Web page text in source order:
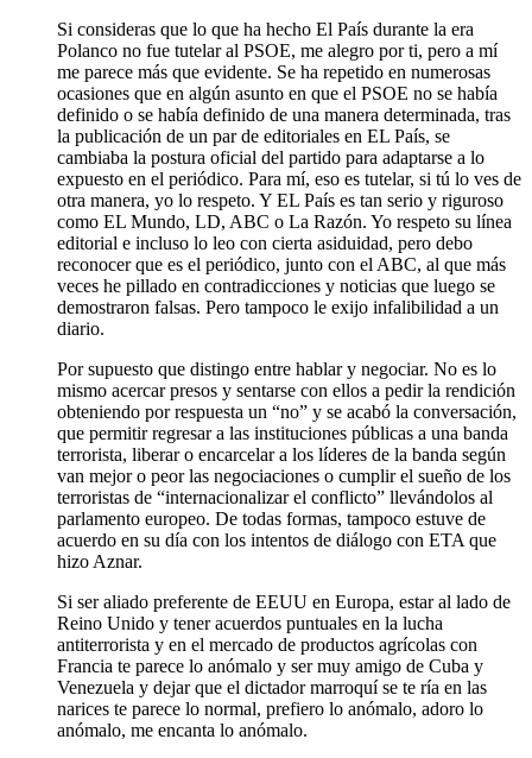
Si consideras que lo que ha hecho El País durante la era
Polanco no fue tutelar al PSOE, me alegro por ti, pero a mí
me parece más que evidente. Se ha repetido en numerosas
ocasiones que en algún asunto en que el PSOE no se había
definido o se había definido de una manera determinada, tras
la publicación de un par de editoriales en EL País, se
cambiaba la postura oficial del partido para adaptarse a lo
expuesto en el periódico. Para mí, eso es tutelar, si tú lo ves de
otra manera, yo lo respeto. Y EL País es tan serio y riguroso
como EL Mundo, LD, ABC o La Razón. Yo respeto su línea
editorial e incluso lo leo con cierta asiduidad, pero debo
reconocer que es el periódico, junto con el ABC, al que más
veces he pillado en contradicciones y noticias que luego se
demostraron falsas. Pero tampoco le exijo infalibilidad a un
diario.
Por supuesto que distingo entre hablar y negociar. No es lo
mismo acercar presos y sentarse con ellos a pedir la rendición
obteniendo por respuesta un “no” y se acabó la conversación,
que permitir regresar a las instituciones públicas a una banda
terrorista, liberar o encarcelar a los líderes de la banda según
van mejor o peor las negociaciones o cumplir el sueño de los
terroristas de “internacionalizar el conflicto” llevándolos al
parlamento europeo. De todas formas, tampoco estuve de
acuerdo en su día con los intentos de diálogo con ETA que
hizo Aznar.
Si ser aliado preferente de EEUU en Europa, estar al lado de
Reino Unido y tener acuerdos puntuales en la lucha
antiterrorista y en el mercado de productos agrícolas con
Francia te parece lo anómalo y ser muy amigo de Cuba y
Venezuela y dejar que el dictador marroquí se te ría en las
narices te parece lo normal, prefiero lo anómalo, adoro lo
anómalo, me encanta lo anómalo.